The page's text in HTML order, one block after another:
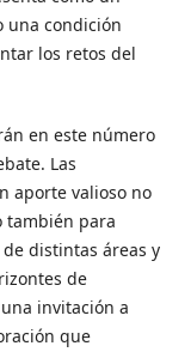
una condición
los retos del
en este número
Las
aporte valioso no
también para
distintas áreas y
de
invitación a
que